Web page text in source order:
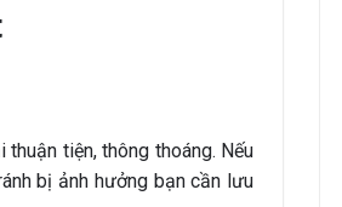
tiện, thông thoáng. Nếu
bị ảnh hưởng bạn cần lưu